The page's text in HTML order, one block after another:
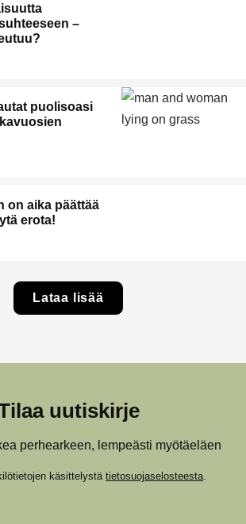
–
puolisoasi
on aika päättää
erota!
Lataa lisää
uutiskirje
perhearkeen, lempeästi myötäeläen
käsittelystä tietosuojaselosteesta